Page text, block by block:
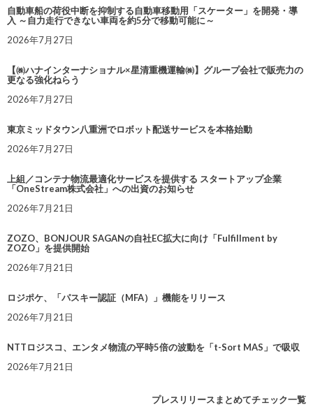
自動車船の荷役中断を抑制する自動車移動用「スケーター」を開発・導
入 ～自力走行できない車両を約5分で移動可能に～
2026年7月27日
【㈱ハナインターナショナル×星清重機運輸㈱】グループ会社で販売力の
更なる強化ねらう
2026年7月27日
東京ミッドタウン八重洲でロボット配送サービスを本格始動
2026年7月27日
上組／コンテナ物流最適化サービスを提供する スタートアップ企業
「OneStream株式会社」への出資のお知らせ
2026年7月21日
ZOZO、BONJOUR SAGANの自社EC拡大に向け「Fulfillment by
ZOZO」を提供開始
2026年7月21日
ロジポケ、「パスキー認証（MFA）」機能をリリース
2026年7月21日
NTTロジスコ、エンタメ物流の平時5倍の波動を「t-Sort MAS」で吸収
2026年7月21日
プレスリリースまとめてチェック一覧